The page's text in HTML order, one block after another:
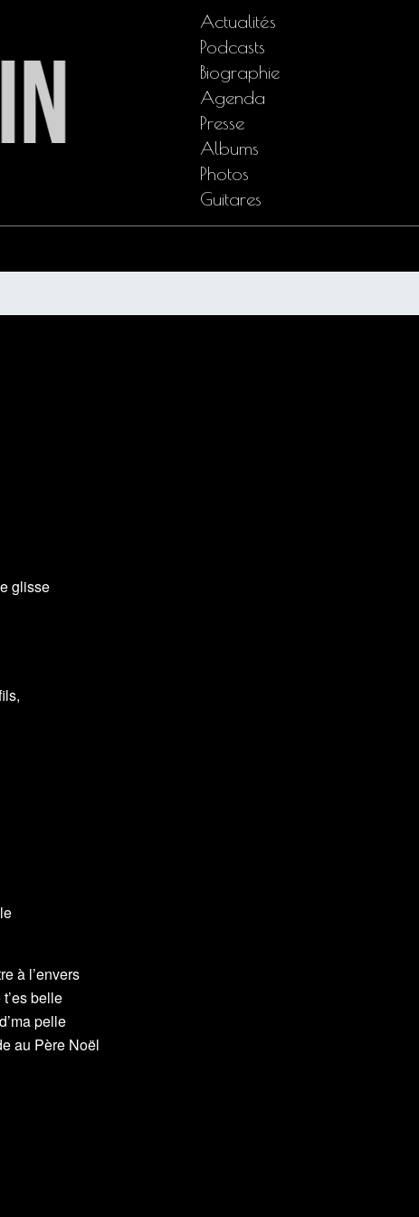
Actualités
Podcasts
Biographie
Agenda
Presse
Albums
Photos
Guitares
glisse
à l’envers
belle
pelle
au Père Noël